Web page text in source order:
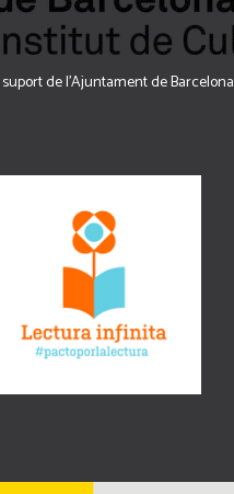
de l’Ajuntament de Barcelona